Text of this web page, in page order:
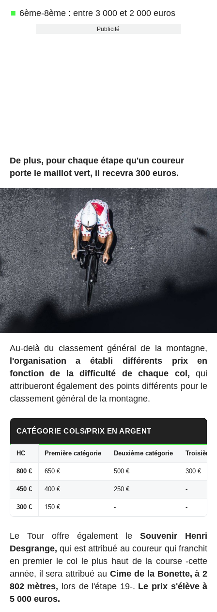
6ème-8ème : entre 3 000 et 2 000 euros
Publicité
De plus, pour chaque étape qu'un coureur
porte le maillot vert, il recevra 300 euros.
Au-delà du classement général de la montagne,
l'organisation a établi
différents prix en
fonction de la difficulté de chaque col, qui
attribueront également des points différents pour le
classement général de la montagne.
CATÉGORIE COLS/PRIX EN ARGENT
HC Première catégorie Deuxième catégorie Troisième
800 € 650 € 500 € 300 €
450 € 400 € 250 € -
300 € 150 € - -
Le Tour offre également leSouvenir Henri
Desgrange, qui est attribué au coureur qui franchit
en premier le col le plus haut de la course -cette
année, il sera attribué au Cime de la Bonette, à 2
802 mètres, lors de l'étape 19-. Le prix s'élève à
5 000 euros.